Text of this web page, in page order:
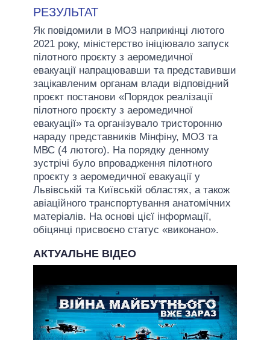
РЕЗУЛЬТАТ
Як повідомили в МОЗ наприкінці лютого
2021 року, міністерство ініціювало запуск
пілотного проєкту з аеромедичної
евакуації напрацювавши та представивши
зацікавленим органам влади відповідний
проєкт постанови «Порядок реалізації
пілотного проєкту з аеромедичної
евакуації» та організувало тристоронню
нараду представників Мінфіну, МОЗ та
МВС (4 лютого). На порядку денному
зустрічі було впровадження пілотного
проєкту з аеромедичної евакуації у
Львівській та Київській областях, а також
авіаційного транспортування анатомічних
матеріалів. На основі цієї інформації,
обіцянці присвоєно статус «виконано».
АКТУАЛЬНЕ ВІДЕО